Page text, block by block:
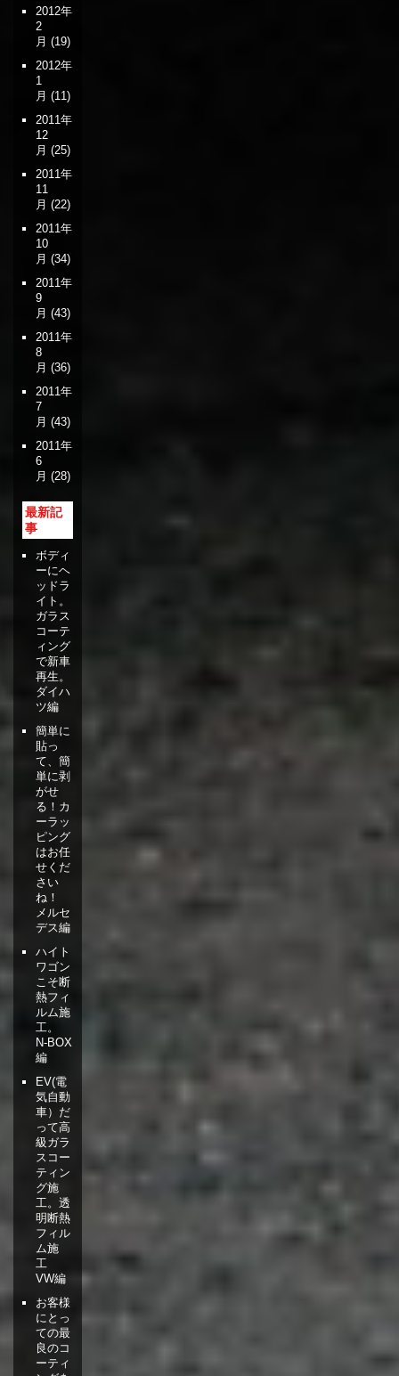
2012年
2
月 (19)
2012年
1
月 (11)
2011年
12
月 (25)
2011年
11
月 (22)
2011年
10
月 (34)
2011年
9
月 (43)
2011年
8
月 (36)
2011年
7
月 (43)
2011年
6
月 (28)
最新記
事
ボディ
ーにヘ
ッドラ
イト。
ガラス
コーテ
ィング
で新車
再生。
ダイハ
ツ編
簡単に
貼っ
て、簡
単に剥
がせ
る！カ
ーラッ
ピング
はお任
せくだ
さい
ね！
メルセ
デス編
ハイト
ワゴン
こそ断
熱フィ
ルム施
工。
N-BOX
編
EV(電
気自動
車）だ
って高
級ガラ
スコー
ティン
グ施
工。透
明断熱
フィル
ム施
工
VW編
お客様
にとっ
ての最
良のコ
ーティ